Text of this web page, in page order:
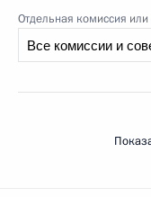
Отдельная комиссия или